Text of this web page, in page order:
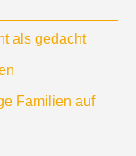
als gedacht
Familien auf